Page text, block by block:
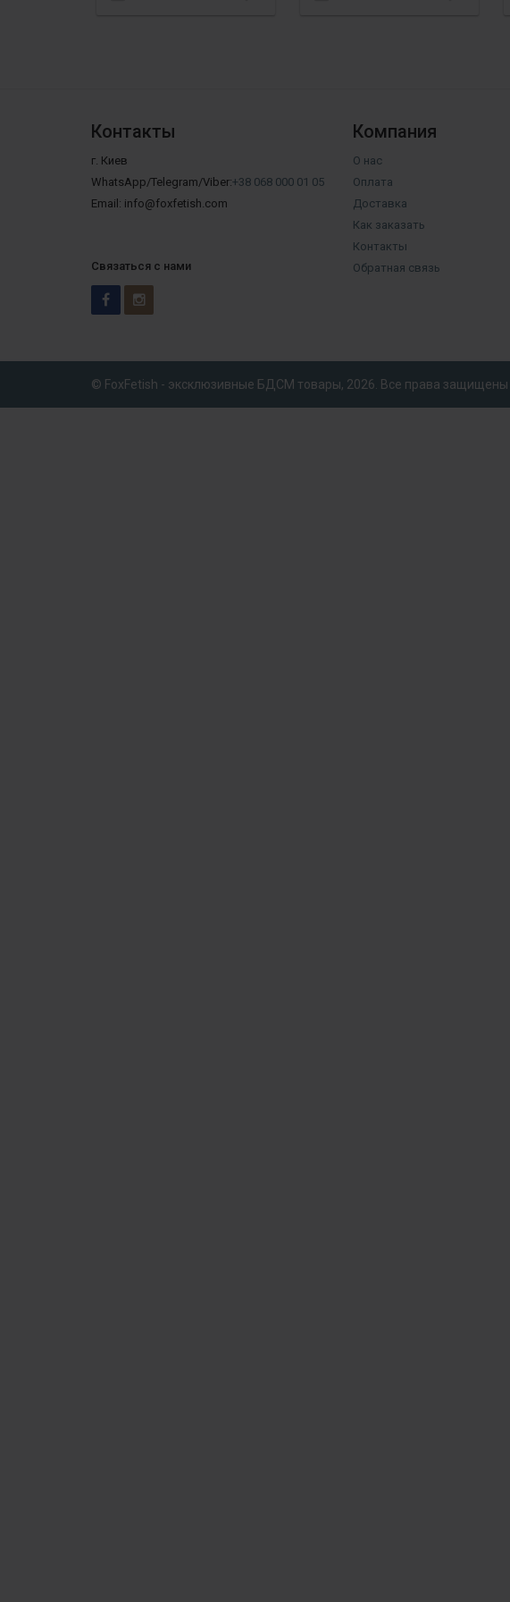
Контакты
г. Киев
WhatsApp/Telegram/Viber:+38 068 000 01 05
Email: info@foxfetish.com
Связаться с нами
Компания
О нас
Оплата
Доставка
Как заказать
Контакты
Обратная связь
© FoxFetish - эксклюзивные БДСМ товары, 2026. Все права защищены |